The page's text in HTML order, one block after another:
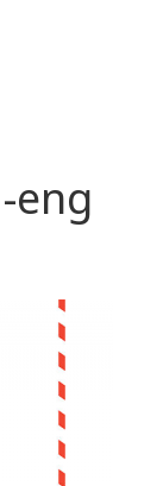
eng